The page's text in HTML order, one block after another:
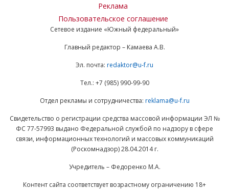
Реклама
Пользовательское соглашение
Сетевое издание «Южный федеральный»
Главный редактор – Камаева А.В.
Эл. почта: redaktor@u-f.ru
Тел.: +7 (985) 990-99-90
Отдел рекламы и сотрудничества: reklama@u-f.ru
Свидетельство о регистрации средства массовой информации ЭЛ №
ФС 77-57993 выдано Федеральной службой по надзору в сфере
связи, информационных технологий и массовых коммуникаций
(Роскомнадзор) 28.04.2014 г.
Учредитель – Федоренко М.А.
Контент сайта соответствует возрастному ограничению 18+